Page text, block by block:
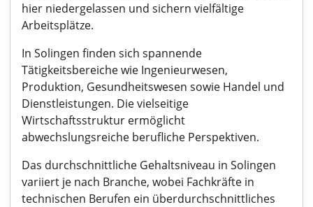
hier niedergelassen und sichern vielfältige
Arbeitsplätze.
In Solingen finden sich spannende
Tätigkeitsbereiche wie Ingenieurwesen,
Produktion, Gesundheitswesen sowie Handel und
Dienstleistungen. Die vielseitige
Wirtschaftsstruktur ermöglicht
abwechslungsreiche berufliche Perspektiven.
Das durchschnittliche Gehaltsniveau in Solingen
variiert je nach Branche, wobei Fachkräfte in
technischen Berufen ein überdurchschnittliches